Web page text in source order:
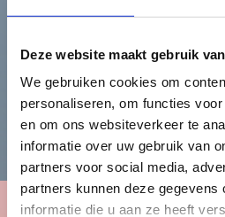
Deze website maakt gebruik
We gebruiken cookies om
personaliseren, om functies
en om ons websiteverkeer te
informatie over uw gebruik van
partners voor social media,
partners kunnen deze gegevens
informatie die u aan ze heeft
Heren
Bekijk de